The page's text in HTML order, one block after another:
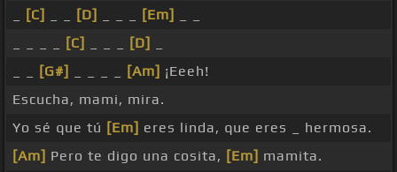
[C] [D] [Em]
[C] [D]
[G#] [Am] ¡Eeeh!
Escucha, mami, mira.
Yo sé que tú [Em] eres linda, que eres _ hermosa.
[Am] Pero te digo una cosita, [Em] mamita.